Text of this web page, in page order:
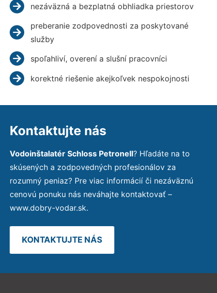
nezáväzná a bezplatná obhliadka priestorov
preberanie zodpovednosti za poskytované
služby
spoľahliví, overení a slušní pracovníci
korektné riešenie akejkoľvek nespokojnosti
Kontaktujte nás
Vodoinštalatér Schloss Petronell? Hľadáte na to
skúsených a zodpovedných profesionálov za
rozumný peniaz? Pre viac informácií či nezáväznú
cenovú ponuku nás neváhajte kontaktovať –
www.dobry-vodar.sk.
KONTAKTUJTE NÁS